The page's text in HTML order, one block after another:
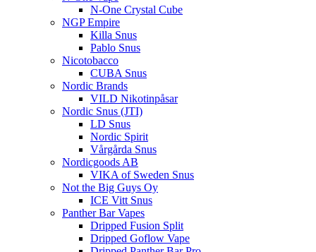
N-One Crystal Cube
NGP Empire
Killa Snus
Pablo Snus
Nicotobacco
CUBA Snus
Nordic Brands
VILD Nikotinpåsar
Nordic Snus (JTI)
LD Snus
Nordic Spirit
Vårgårda Snus
Nordicgoods AB
VIKA of Sweden Snus
Not the Big Guys Oy
ICE Vitt Snus
Panther Bar Vapes
Dripped Fusion Split
Dripped Goflow Vape